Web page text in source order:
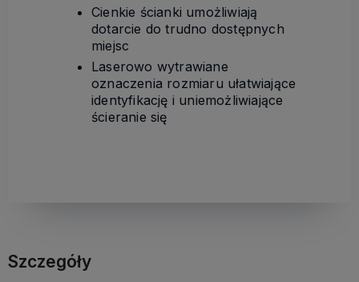
Cienkie ścianki umożliwiają
dotarcie do trudno dostępnych
miejsc
Laserowo wytrawiane
oznaczenia rozmiaru ułatwiające
identyfikację i uniemożliwiające
ścieranie się
Szczegóły